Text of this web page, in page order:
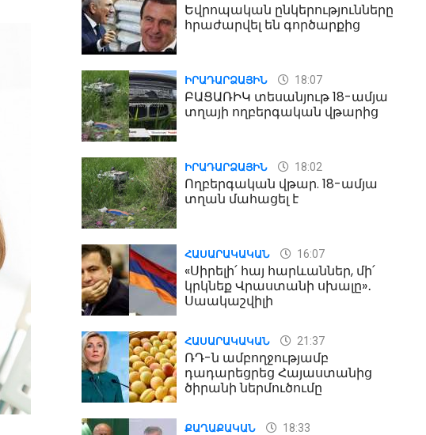
Եվրոպական ընկերությունները
հրաժարվել են գործարքից
ԻՐԱԴԱՐՁԱՅԻՆ 18:07
ԲԱՑԱՌԻԿ տեսանյութ 18-ամյա
տղայի ողբերգական վթարից
ԻՐԱԴԱՐՁԱՅԻՆ 18:02
Ողբերգական վթար. 18-ամյա
տղան մահացել է
ՀԱՍԱՐԱԿԱԿԱՆ 16:07
«Սիրելի՛ հայ հարևաններ, մի՛
կրկնեք Վրաստանի սխալը»․
Սաակաշվիլի
ՀԱՍԱՐԱԿԱԿԱՆ 21:37
ՌԴ-ն ամբողջությամբ
դադարեցրեց Հայաստանից
ծիրանի ներմուծումը
ՔԱՂԱՔԱԿԱՆ 18:33